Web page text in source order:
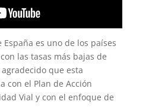
es uno de los países
las tasas más bajas de
que esta
con el Plan de Acción
Vial y con el enfoque de